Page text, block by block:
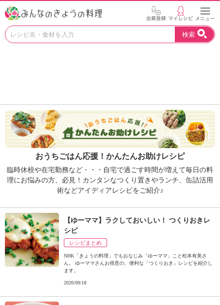
お
つ
け
よ
う
。
N
H
K
ュ
ー
シ
ョ
検索
おうちごはん応援！かんたんお助けレシピ
臨時休校や在宅勤務など・・・自宅で過ごす時間が増えて毎日の料
理にお悩みの方、必見！カンタンなつくり置きやランチ、缶詰活用
術などアイディアレシピをご紹介♪
【ゆーママ】ラクしておいしい！ つくりおきレ
シピ
レシピまとめ
NHK「きょうの料理」でもおなじみ「ゆーママ」こと松本有美さ
ん。 ゆーママさんお得意の、便利な「つくりおき」レシピを紹介し
ます。
2020/09/18